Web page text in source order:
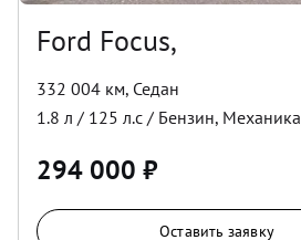
Ford Focus,
332 004 км, Седан
1.8 л / 125 л.с / Бензин, Механика
294 000 ₽
Оставить заявку